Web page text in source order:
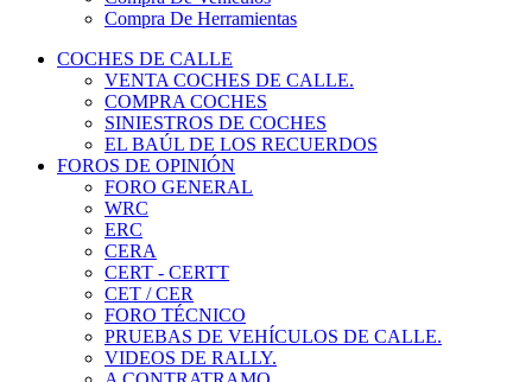
COCHES DE CALLE
VENTA COCHES DE CALLE.
COMPRA COCHES
SINIESTROS DE COCHES
EL BAÚL DE LOS RECUERDOS
FOROS DE OPINIÓN
FORO GENERAL
WRC
ERC
CERA
CERT - CERTT
CET / CER
FORO TÉCNICO
PRUEBAS DE VEHÍCULOS DE CALLE.
VIDEOS DE RALLY.
A CONTRATRAMO
TIENDA ONLINE